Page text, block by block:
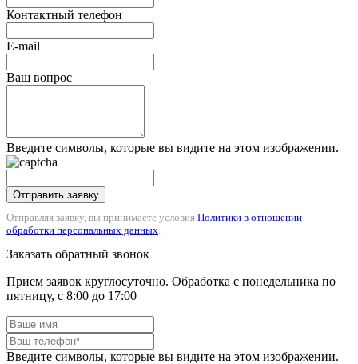
Контактный телефон
E-mail
Ваш вопрос
Введите символы, которые вы видите на этом изображении.
Отправить заявку
Отправляя заявку, вы принимаете условия Политики в отношении
обработки персональных данных
Заказать обратный звонок
Прием заявок круглосуточно. Обработка с понедельника по
пятницу, с 8:00 до 17:00
Введите символы, которые вы видите на этом изображении.